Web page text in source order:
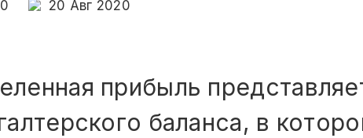
20 Авг 2020
прибыль
баланса, в